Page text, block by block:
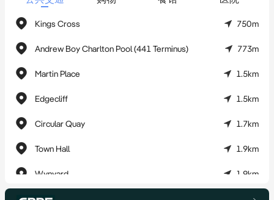
如需更多信息或希望访问尽职调查资料，请联系我们的独家销售
代理。
Elizabeth Bay的11a Billyard Avenue现通过EOI公开招标方式出
售，截止日期为2024年9月25日星期三下午4点（澳大利亚东部标
*大约
Kings Cross 750m
Andrew Boy Charlton Pool (441 Terminus) 773m
Martin Place 1.5km
Edgecliff 1.5km
Circular Quay 1.7km
Town Hall 1.9km
Wynyard 1.9km